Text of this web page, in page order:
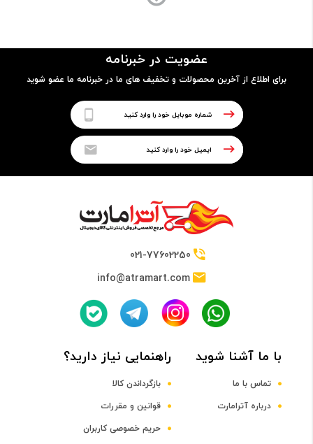
8550U
1.80GHz up to 4.00 GHz
DDR4
عضویت در خبرنامه
برای اطلاع از آخرین محصولات و تخفیف های ما در خبرنامه ما عضو شوید
021-77602250
info@atramart.com
با ما آشنا شوید
تماس با ما
درباره آترامارت
راهنمایی نیاز دارید؟
بازگرداندن کالا
قوانین و مقررات
حریم خصوصی کاربران